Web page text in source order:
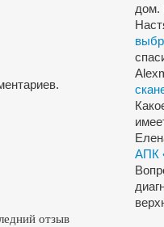
дом.
АПК
отзыв